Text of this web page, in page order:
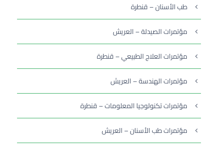
طب الأسنان – قنطرة
مؤتمرات الصيدلة – العريش
مؤتمرات العلاج الطبيعي – قنطرة
مؤتمرات الهندسة – العريش
مؤتمرات تكنولوجيا المعلومات – قنطرة
مؤتمرات طب الأسنان – العريش